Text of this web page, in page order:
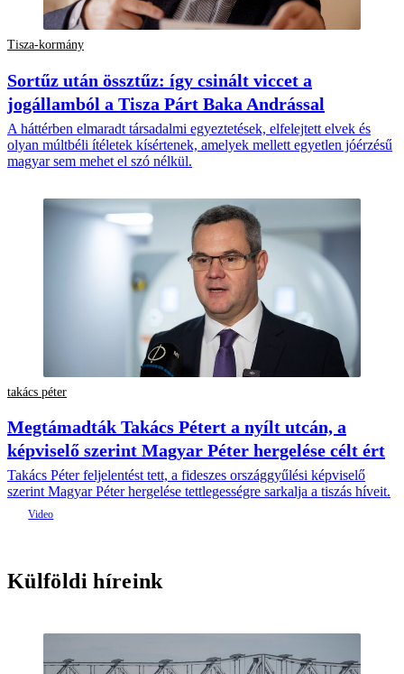
Tisza-kormány
Sortűz után össztűz: így csinált viccet a
jogállamból a Tisza Párt Baka Andrással
A háttérben elmaradt társadalmi egyeztetések, elfelejtett elvek és
olyan múltbéli ítéletek kísértenek, amelyek mellett egyetlen jóérzésű
magyar sem mehet el szó nélkül.
takács péter
Megtámadták Takács Pétert a nyílt utcán, a
képviselő szerint Magyar Péter hergelése célt ért
Takács Péter feljelentést tett, a fideszes országgyűlési képviselő
szerint Magyar Péter hergelése tettlegességre sarkalja a tiszás híveit.
Külföldi híreink